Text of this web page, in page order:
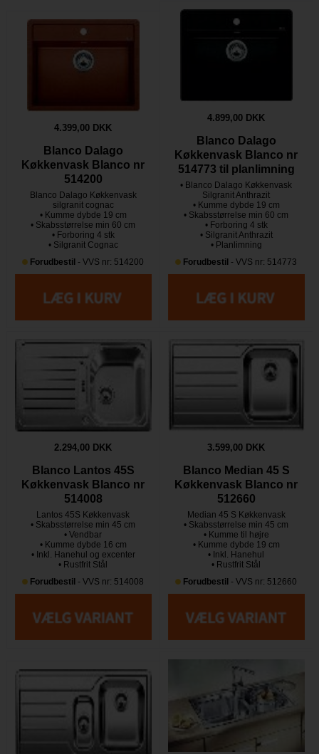
4.399,00 DKK
Blanco Dalago
Køkkenvask Blanco nr
514200
Blanco Dalago Køkkenvask
silgranit cognac
• Kumme dybde 19 cm
• Skabsstørrelse min 60 cm
• Forboring 4 stk
• Silgranit Cognac
Forudbestil - VVS nr: 514200
4.899,00 DKK
Blanco Dalago
Køkkenvask Blanco nr
514773 til planlimning
• Blanco Dalago Køkkenvask
Silgranit Anthrazit
• Kumme dybde 19 cm
• Skabsstørrelse min 60 cm
• Forboring 4 stk
• Silgranit Anthrazit
• Planlimning
Forudbestil - VVS nr: 514773
2.294,00 DKK
Blanco Lantos 45S
Køkkenvask Blanco nr
514008
Lantos 45S Køkkenvask
• Skabsstørrelse min 45 cm
• Vendbar
• Kumme dybde 16 cm
• Inkl. Hanehul og excenter
• Rustfrit Stål
Forudbestil - VVS nr: 514008
3.599,00 DKK
Blanco Median 45 S
Køkkenvask Blanco nr
512660
Median 45 S Køkkenvask
• Skabsstørrelse min 45 cm
• Kumme til højre
• Kumme dybde 19 cm
• Inkl. Hanehul
• Rustfrit Stål
Forudbestil - VVS nr: 512660